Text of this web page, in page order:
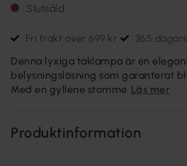
Slutsåld
Fri frakt över 699 kr 365
Denna lyxiga taklampa är en
belysningslösning som garanterat
Med en gyllene stomme Läs mer
Produktinformation